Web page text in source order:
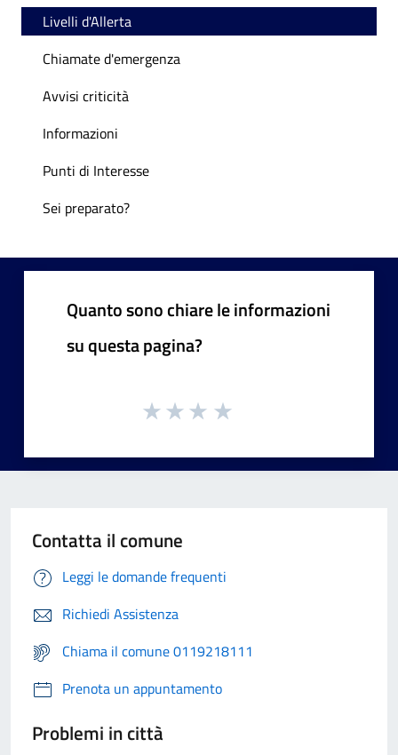
Livelli d'Allerta
Chiamate d'emergenza
Avvisi criticità
Informazioni
Punti di Interesse
Sei preparato?
Quanto sono chiare le informazioni
su questa pagina?
Contatta il comune
Leggi le domande frequenti
Richiedi Assistenza
Chiama il comune 0119218111
Prenota un appuntamento
Problemi in città